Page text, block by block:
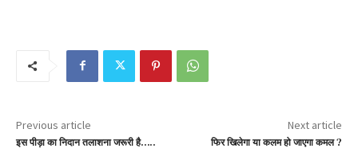
Previous article
इस पीड़ा का निदान तलाशना जरूरी है…..
Next article
फिर खिलेगा या कलम हो जाएगा कमल ?